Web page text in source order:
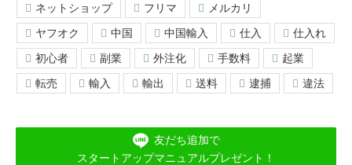
ネットショップ
フリマ
メルカリ
ヤフオク
中国 中国輸入 仕入
仕入れ
初心者
副業 外注化 手数料
起業
転売
輸入 輸出 送料 逮捕 違法
友だち追加で
スタートアップマニュアルプレゼント！